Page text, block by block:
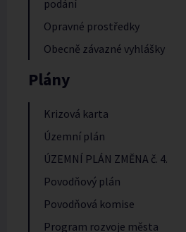
podání
Opravné prostředky
Obecně závazné vyhlášky
Plány
Krizová karta
Územní plán
ÚZEMNÍ PLÁN ZMĚNA č. 4.
Povodňový plán
Povodňová komise
Program rozvoje města